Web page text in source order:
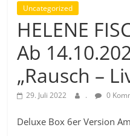
Uncategorized
HELENE
Ab
„Rausch –
29. Juli 2022 . 0
Deluxe Box 6er Version